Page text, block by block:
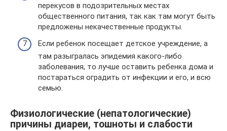
перекусов в подозрительных местах
общественного питания, так как там могут быть
предложены некачественные продукты.
Если ребенок посещает детское учреждение, а
там разыгралась эпидемия какого-либо
заболевания, то лучше оставить ребенка дома и
постараться оградить от инфекции и его, и всю
семью.
Физиологические (непатологические)
причины диареи, тошноты и слабости